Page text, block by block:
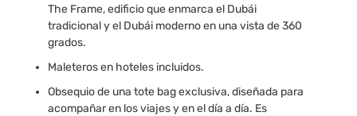
The Frame, edificio que enmarca el Dubái
tradicional y el Dubái moderno en una vista de 360
grados.
Maleteros en hoteles incluidos.
Obsequio de una tote bag exclusiva, diseñada para
acompañar en los viajes y en el día a día. Es